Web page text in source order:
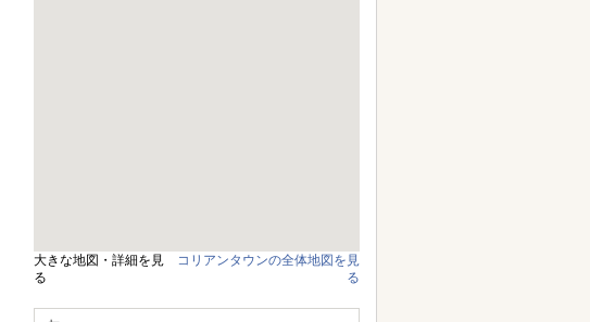
大きな地図・詳細を見
る
コリアンタウンの全体地図を見
る